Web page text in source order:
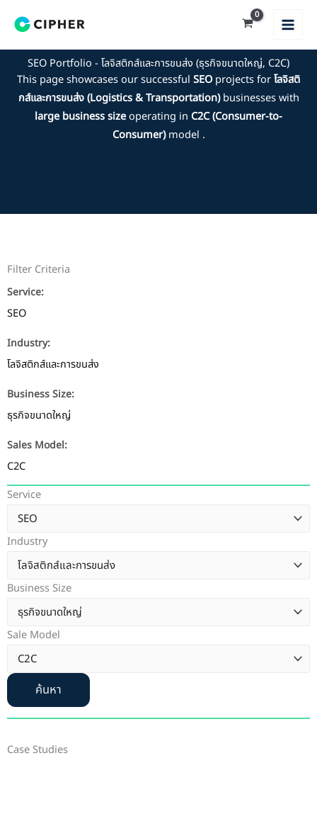
SEO Portfolio - โลจิสติกส์และการขนส่ง (ธุรกิจขนาดใหญ่, C2C)
This page showcases our successful SEO projects forโลจิสติ
กส์และการขนส่ง (Logistics & Transportation)businesses with
large business sizeoperating in C2C (Consumer-to-
Consumer)model .
Filter Criteria
Service:
SEO
Industry:
โลจิสติกส์และการขนส่ง
Business Size:
ธุรกิจขนาดใหญ่
Sales Model:
C2C
Service
Industry
Business Size
Sale Model
ค้นหา
Case Studies